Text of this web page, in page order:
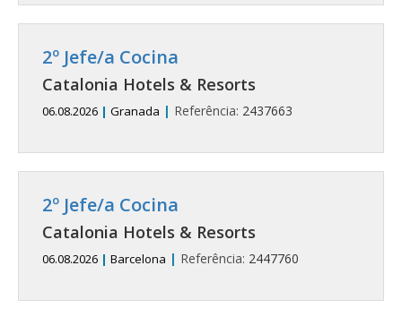
2º Jefe/a Cocina
Catalonia Hotels & Resorts
06.08.2026 | Granada | Referência: 2437663
2º Jefe/a Cocina
Catalonia Hotels & Resorts
06.08.2026 | Barcelona | Referência: 2447760